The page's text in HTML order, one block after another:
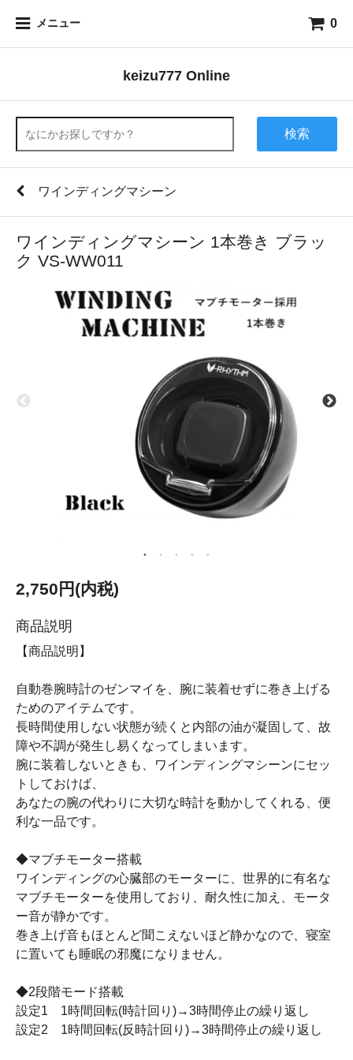
メニュー 0
keizu777 Online
検索
ワインディングマシーン
ワインディングマシーン 1本巻き ブラッ
ク VS-WW011
2,750円(内税)
商品説明
【商品説明】
自動巻腕時計のゼンマイを、腕に装着せずに巻き上げる
ためのアイテムです。
長時間使用しない状態が続くと内部の油が凝固して、故
障や不調が発生し易くなってしまいます。
腕に装着しないときも、ワインディングマシーンにセッ
トしておけば、
あなたの腕の代わりに大切な時計を動かしてくれる、便
利な一品です。
◆マブチモーター搭載
ワインディングの心臓部のモーターに、世界的に有名な
マブチモーターを使用しており、耐久性に加え、モータ
ー音が静かです。
巻き上げ音もほとんど聞こえないほど静かなので、寝室
に置いても睡眠の邪魔になりません。
◆2段階モード搭載
設定1 1時間回転(時計回り)→3時間停止の繰り返し
設定2 1時間回転(反時計回り)→3時間停止の繰り返し